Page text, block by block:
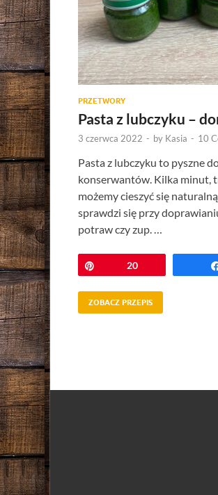
PRZETWORY
Pasta z lubczyku –
3 czerwca 2022 - by Kasia - 10
Pasta z lubczyku to pyszne
konserwantów. Kilka minut,
możemy cieszyć się
sprawdzi się przy
potraw czy zup. …
Przypnij
20
ZOBACZ PRZEPIS